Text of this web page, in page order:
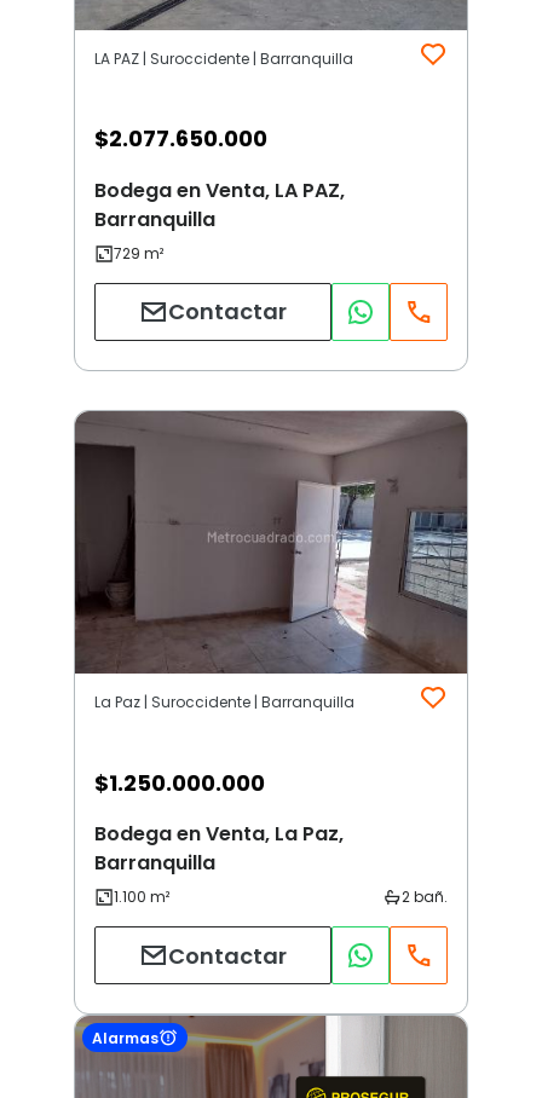
LA PAZ | Suroccidente | Barranquilla
$2.077.650.000
Bodega en Venta, LA PAZ,
Barranquilla
Contactar
La Paz | Suroccidente | Barranquilla
$1.250.000.000
Bodega en Venta, La Paz,
Barranquilla
Contactar
Alarmas